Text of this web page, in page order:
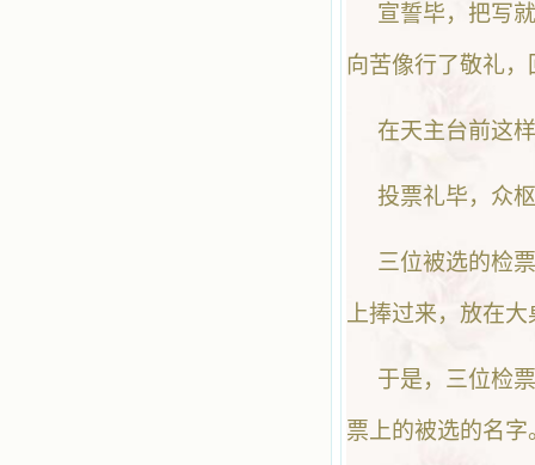
宣誓毕，把写
向苦像行了敬礼
在天主台前这
投票礼毕，众
三位被选的检
上捧过来，放在
于是，三位检
票上的被选的名字